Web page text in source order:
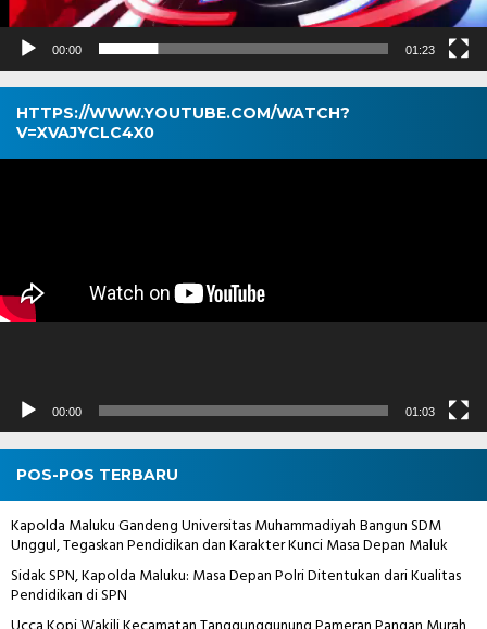
00:00 01:23
HTTPS://WWW.YOUTUBE.COM/WATCH?
V=XVAJYCLC4X0
Pemutar
00:00 01:03
POS-POS TERBARU
Kapolda Maluku Gandeng Universitas Muhammadiyah Bangun SDM
Unggul, Tegaskan Pendidikan dan Karakter Kunci Masa Depan Maluk
Sidak SPN, Kapolda Maluku: Masa Depan Polri Ditentukan dari Kualitas
Pendidikan di SPN